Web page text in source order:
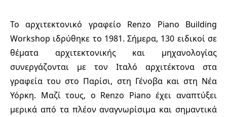
Το αρχιτεκτονικό γραφείο Renzo Piano Building
Workshop ιδρύθηκε το 1981. Σήμερα, 130 ειδικοί σε
θέματα αρχιτεκτονικής και μηχανολογίας
συνεργάζονται με τον Ιταλό αρχιτέκτονα στα
γραφεία του στο Παρίσι, στη Γένοβα και στη Νέα
Υόρκη. Μαζί τους, ο Renzo Piano έχει αναπτύξει
μερικά από τα πλέον αναγνωρίσιμα και σημαντικά